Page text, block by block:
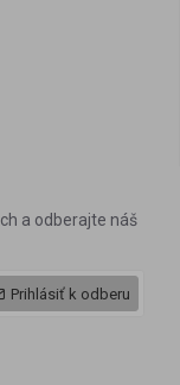
a odberajte náš
Prihlásiť k odberu